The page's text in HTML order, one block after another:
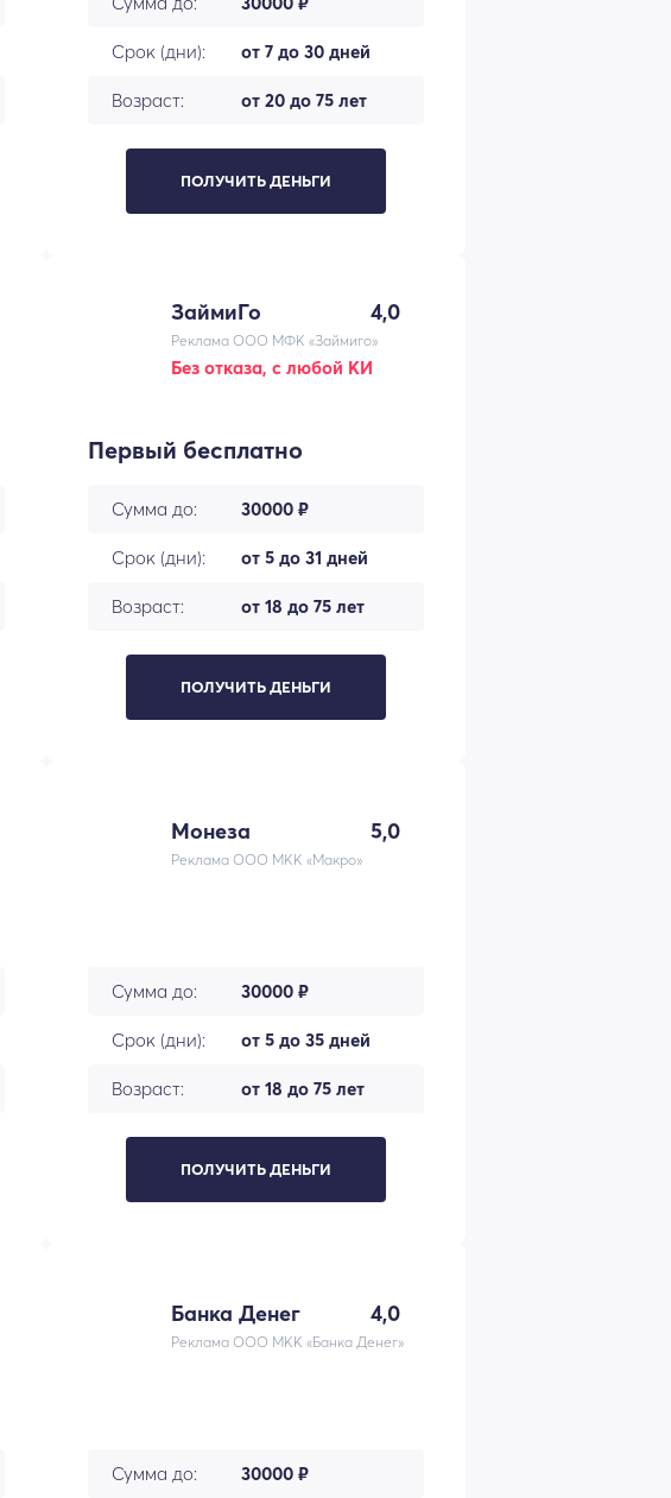
Срок (дни): от 7 до 30 дней
Возраст: от 20 до 75 лет
ПОЛУЧИТЬ ДЕНЬГИ
ЗаймиГо 4,0
Реклама ООО МФК «Займиго»
Без отказа, с любой КИ
Первый бесплатно
Сумма до: 30000 ₽
Срок (дни): от 5 до 31 дней
Возраст: от 18 до 75 лет
ПОЛУЧИТЬ ДЕНЬГИ
Монеза 5,0
Реклама ООО МКК «Макро»
Сумма до: 30000 ₽
Срок (дни): от 5 до 35 дней
Возраст: от 18 до 75 лет
ПОЛУЧИТЬ ДЕНЬГИ
Банка Денег 4,0
Реклама ООО МКК «Банка Денег»
Сумма до: 30000 ₽